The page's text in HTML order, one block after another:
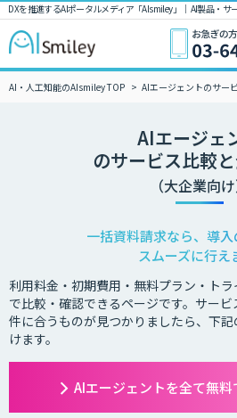
DXを推進するAIポータルメディア「AIsmiley」｜ AI製品・サ
AI・人工知能のAIsmiley TOP AIエージェントのサー
AIエージェ
のサービス比較
（大企業向け
一括資料請求なら、導
スムーズに行え
利用料金・初期費用・無料プラン・ト
で比較・確認できるページです。サー
件に合うものが見つかりましたら、下
けます。
AIエージェントを全て無料